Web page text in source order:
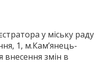
у міську раду
1, м.Кам’янець-
внесення змін в